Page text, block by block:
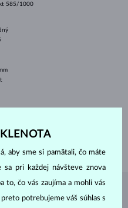
585/1000
KLENOTA
aby sme si pamätali, čo máte
pri každej návšteve znova
to, čo vás zaujíma a mohli vás
potrebujeme váš súhlas s